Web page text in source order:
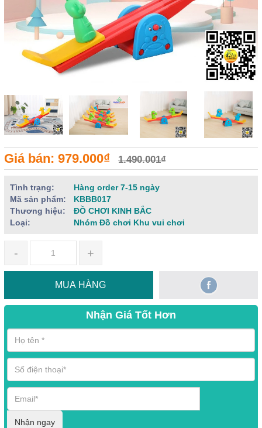
Giá bán: 979.000₫ 1.490.001₫
Tình trạng:
Hàng order 7-15 ngày
Mã sản phẩm:
KBBB017
Thương hiệu:
ĐỒ CHƠI KINH BẮC
Loại:
Nhóm Đồ chơi Khu vui chơi
- +
MUA HÀNG
Nhận Giá Tốt Hơn
Nhận ngay